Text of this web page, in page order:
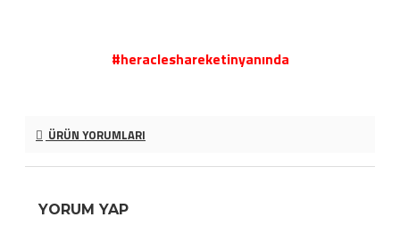
#heracleshareketinyanında
ÜRÜN YORUMLARI
YORUM YAP